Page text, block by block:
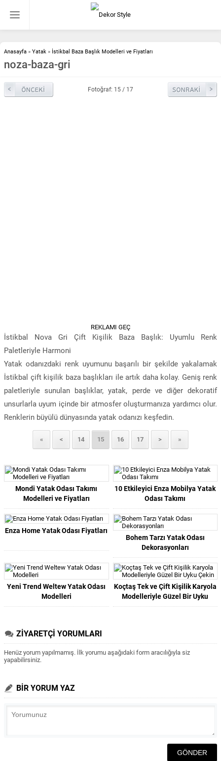
Anasayfa » Yatak » İstikbal Baza Başlık Modelleri ve Fiyatları
noza-baza-gri
Fotoğraf: 15 / 17
REKLAMI GEÇ
İstikbal Nova Gri Çift Kişilik Baza Başlık: Uyumlu Renk
Paletleriyle Harmoni
Yatak odanızdaki renk uyumunu başarılı bir şekilde yakalamak
İstikbal çift kişilik baza başlıkları ile artık daha kolay. Geniş renk
paletleriyle sunulan başlıklar, yatak, perde ve diğer dekoratif
unsurlarla uyum içinde bir atmosfer oluşturmanıza yardımcı olur.
Renklerin büyülü dünyasında yatak odanızı keşfedin.
« < 14 15 16 17 > »
Mondi Yatak Odası Takımı
Modelleri ve Fiyatları
10 Etkileyici Enza Mobilya Yatak
Odası Takımı
Enza Home Yatak Odası Fiyatları
Bohem Tarzı Yatak Odası
Dekorasyonları
Yeni Trend Weltew Yatak Odası
Modelleri
Koçtaş Tek ve Çift Kişilik Karyola
Modelleriyle Güzel Bir Uyku
Çekin
ZİYARETÇİ YORUMLARI
Henüz yorum yapılmamış. İlk yorumu aşağıdaki form aracılığıyla siz
yapabilirsiniz.
BİR YORUM YAZ